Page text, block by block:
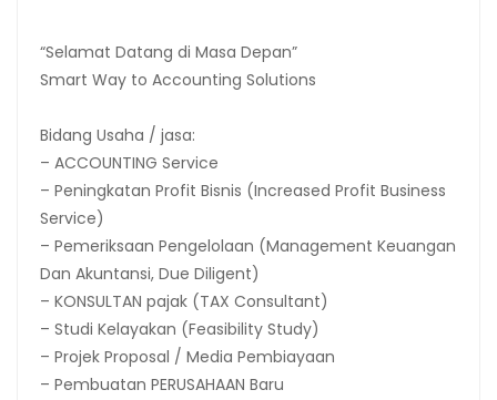
“Selamat Datang di Masa Depan”
Smart Way to Accounting Solutions
Bidang Usaha / jasa:
– ACCOUNTING Service
– Peningkatan Profit Bisnis (Increased Profit Business
Service)
– Pemeriksaan Pengelolaan (Management Keuangan
Dan Akuntansi, Due Diligent)
– KONSULTAN pajak (TAX Consultant)
– Studi Kelayakan (Feasibility Study)
– Projek Proposal / Media Pembiayaan
– Pembuatan PERUSAHAAN Baru